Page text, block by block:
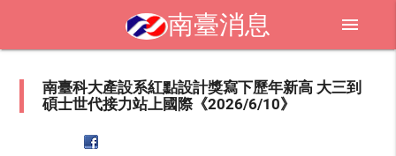
南臺消息 menu
南臺科大產設系紅點設計獎寫下歷年新高 大三到
碩士世代接力站上國際《2026/6/10》